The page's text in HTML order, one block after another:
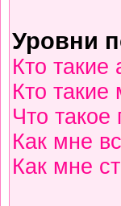
Уровни
Кто такие
Кто
Что такое
Как мне
Как мне